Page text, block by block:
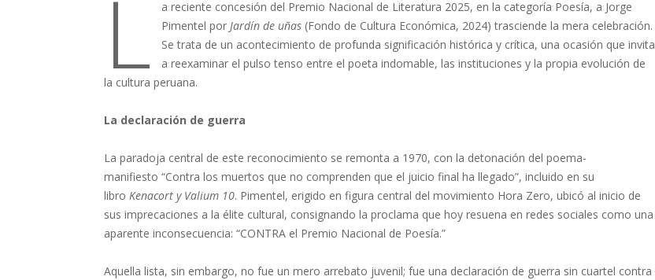
L
a reciente concesión del Premio Nacional de Literatura 2025, en la categoría Poesía, a Jorge
Pimentel por Jardín de uñas(Fondo de Cultura Económica, 2024) trasciende la mera celebración.
Se trata de un acontecimiento de profunda significación histórica y crítica, una ocasión que invita
a reexaminar el pulso tenso entre el poeta indomable, las instituciones y la propia evolución de
la cultura peruana.
La declaración de guerra
La paradoja central de este reconocimiento se remonta a 1970, con la detonación del poema-
manifiesto “Contra los muertos que no comprenden que el juicio final ha llegado”, incluido en su
libro Kenacort y Valium 10. Pimentel, erigido en figura central del movimiento Hora Zero, ubicó al inicio de
sus imprecaciones a la élite cultural, consignando la proclama que hoy resuena en redes sociales como una
aparente inconsecuencia: “CONTRA el Premio Nacional de Poesía.”
Aquella lista, sin embargo, no fue un mero arrebato juvenil; fue una declaración de guerra sin cuartel contra